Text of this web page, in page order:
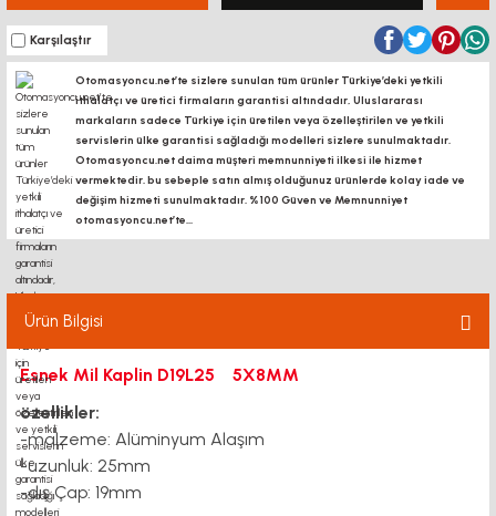
Karşılaştır
Otomasyoncu.net’te sizlere sunulan tüm ürünler Türkiye’deki yetkili
ithalatçı ve üretici firmaların garantisi altındadır, Uluslararası
markaların sadece Türkiye için üretilen veya özelleştirilen ve yetkili
servislerin ülke garantisi sağladığı modelleri sizlere sunulmaktadır.
Otomasyoncu.net daima müşteri memnunniyeti ilkesi ile hizmet
vermektedir. bu sebeple satın almış olduğunuz ürünlerde kolay iade ve
değişim hizmeti sunulmaktadır. %100 Güven ve Memnunniyet
otomasyoncu.net’te...
Ürün Bilgisi
Esnek Mil Kaplin D19L25 5X8MM
özellikler:
-malzeme: Alüminyum Alaşım
-uzunluk: 25mm
-dış Çap: 19mm